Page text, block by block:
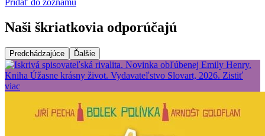
Naši škriatkovia odporúčajú
Predchádzajúce Ďalšie